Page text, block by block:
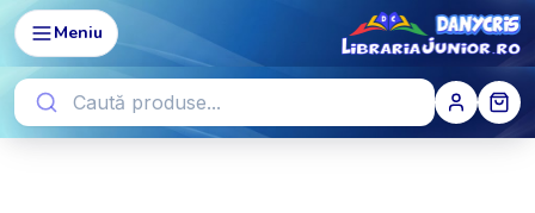
Meniu